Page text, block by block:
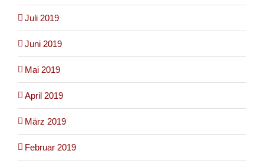
Juli 2019
Juni 2019
Mai 2019
April 2019
März 2019
Februar 2019